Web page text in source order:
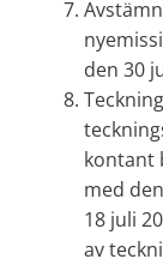
den 30
kontant
med
18 juli
av